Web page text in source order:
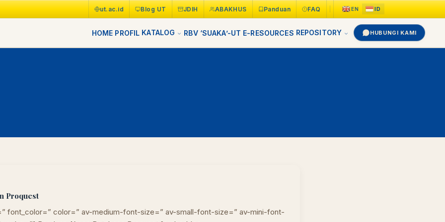
ut.ac.id Blog UT JDIH ABAKHUS Panduan FAQ
HOME PROFIL KATALOG RBV ‘SUAKA’-UT E-RESOURCES REPOSITORY HUBUNGI KAMI
Proquest
font_color=” color=” av-medium-font-size=” av-small-font-size=” av-mini-font-
LIBNARA
AKADEMIK